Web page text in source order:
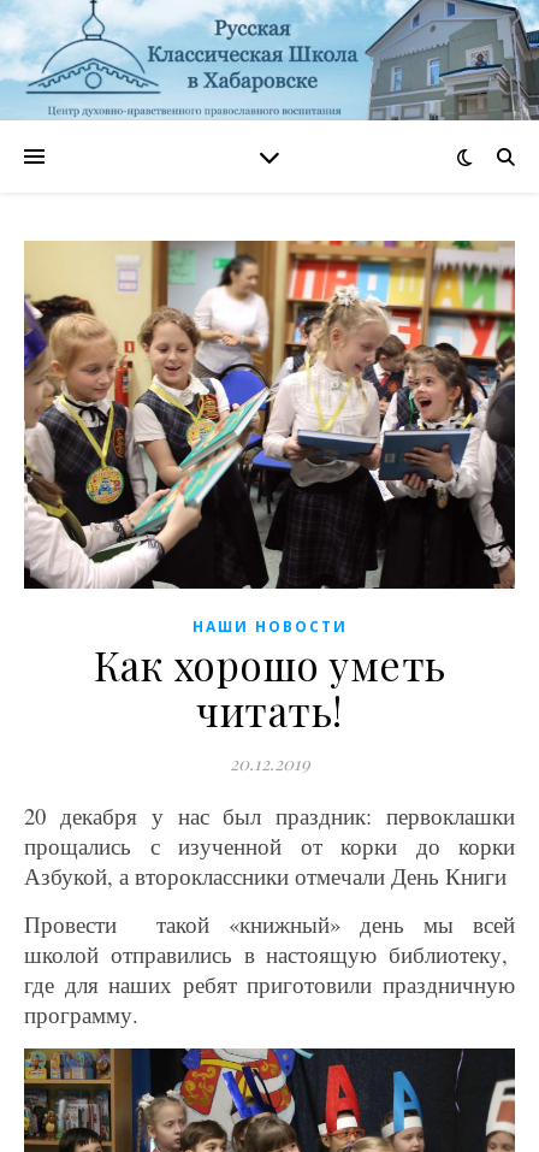
НАШИ НОВОСТИ
Как хорошо уметь
читать!
20.12.2019
20 декабря у нас был праздник: первоклашки
прощались с изученной от корки до корки
Азбукой, а второклассники отмечали День Книги
Провести такой «книжный» день мы всей
школой отправились в настоящую библиотеку,
где для наших ребят приготовили праздничную
программу.